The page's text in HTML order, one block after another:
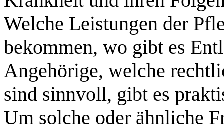
Welche Leistungen der
bekommen, wo gibt es
Angehörige, welche
sind sinnvoll, gibt es
Um solche oder ähnliche